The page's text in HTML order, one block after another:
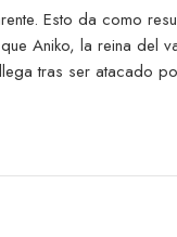
Esto da como
Aniko, la reina del
tras ser atacado